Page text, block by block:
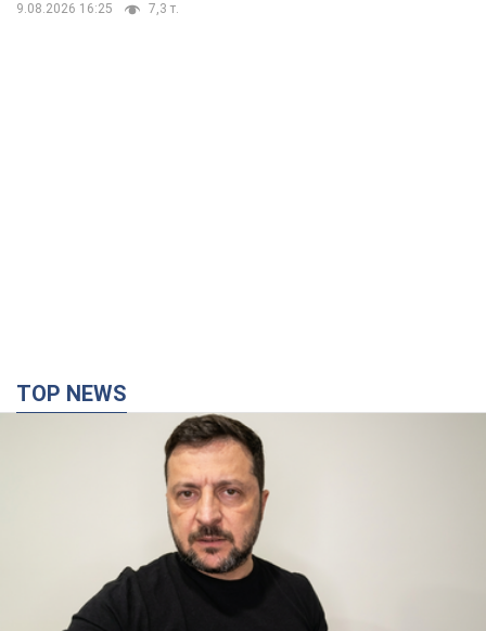
9.08.2026 16:25 7,3 т.
TOP NEWS